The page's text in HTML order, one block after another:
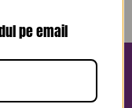
pe email